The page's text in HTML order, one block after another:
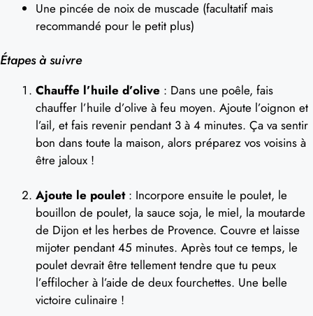
Une pincée de noix de muscade (facultatif mais
recommandé pour le petit plus)
Étapes à suivre
Chauffe l’huile d’olive : Dans une poêle, fais
chauffer l’huile d’olive à feu moyen. Ajoute l’oignon et
l’ail, et fais revenir pendant 3 à 4 minutes. Ça va sentir
bon dans toute la maison, alors préparez vos voisins à
être jaloux !
Ajoute le poulet: Incorpore ensuite le poulet, le
bouillon de poulet, la sauce soja, le miel, la moutarde
de Dijon et les herbes de Provence. Couvre et laisse
mijoter pendant 45 minutes. Après tout ce temps, le
poulet devrait être tellement tendre que tu peux
l’effilocher à l’aide de deux fourchettes. Une belle
victoire culinaire !